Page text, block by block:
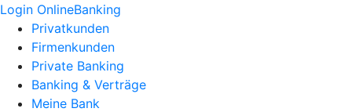
Login OnlineBanking
Privatkunden
Firmenkunden
Private Banking
Banking & Verträge
Meine Bank